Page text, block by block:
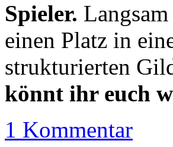
Spieler.
einen Platz in
strukturierten
könnt ihr euch
1 Kommentar